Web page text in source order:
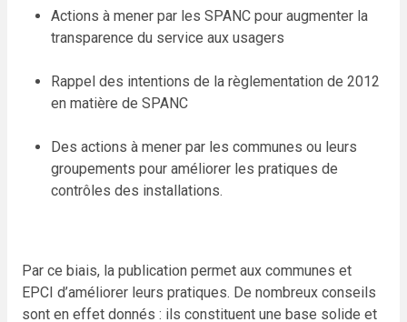
Actions à mener par les SPANC pour augmenter la
transparence du service aux usagers
Rappel des intentions de la règlementation de 2012
en matière de SPANC
Des actions à mener par les communes ou leurs
groupements pour améliorer les pratiques de
contrôles des installations.
Par ce biais, la publication permet aux communes et
EPCI d’améliorer leurs pratiques. De nombreux conseils
sont en effet donnés : ils constituent une base solide et